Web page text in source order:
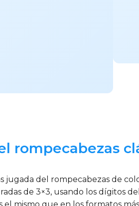
rompecabezas
jugada del rompecabezas de
de 3×3, usando los dígitos